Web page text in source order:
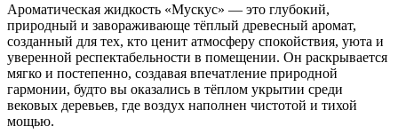
Ароматическая жидкость «Мускус» — это глубокий,
природный и завораживающе тёплый древесный аромат,
созданный для тех, кто ценит атмосферу спокойствия, уюта и
уверенной респектабельности в помещении. Он раскрывается
мягко и постепенно, создавая впечатление природной
гармонии, будто вы оказались в тёплом укрытии среди
вековых деревьев, где воздух наполнен чистотой и тихой
мощью.